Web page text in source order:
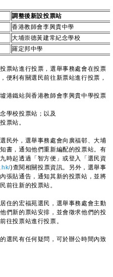
調整後新設投票站
香港教師會李興貴中學
大埔崇德黃建常紀念學校
羅定邦中學
站進行投票，選舉事務處會在投票
便利有關選民前往新票站進行投票，
港鐵站與香港教師會李興貴中學投票
學校投票站；以及
票站。
外，選舉事務處會向廣福邨、大埔
書，通知他們重新編配的投票站。有
時起透過「智方便」或登入「選民資
)查閱相關投票資訊。另外，選舉事
張貼通告，通知其新的投票站，並將
前往新的投票站。
的宏福苑選民，選舉事務處會主動
們新的票站安排，並會徵求他們的投
往投票站進行投票。
民有任何疑問，可於辦公時間內致